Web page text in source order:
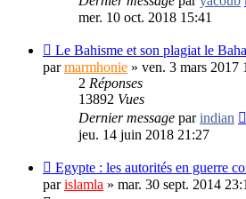
mer. 10 oct. 2018 15:41
Le Bahisme et son plagiat le
parmarmhonie » ven. 3 mars 2017
2 Réponses
13892 Vues
Dernier message parindian
jeu. 14 juin 2018 21:27
Egypte : les autorités en guerre
parislamla » mar. 30 sept. 2014